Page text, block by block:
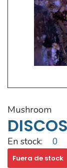
mushroom
En stock: 0
Fuera de stock